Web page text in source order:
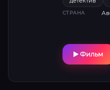
между
Ли Уоннелл
и
СТРАНА
Фильм